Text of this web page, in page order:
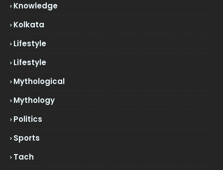
Knowledge
Kolkata
Lifestyle
Lifestyle
Mythological
Mythology
Politics
Sports
Tach